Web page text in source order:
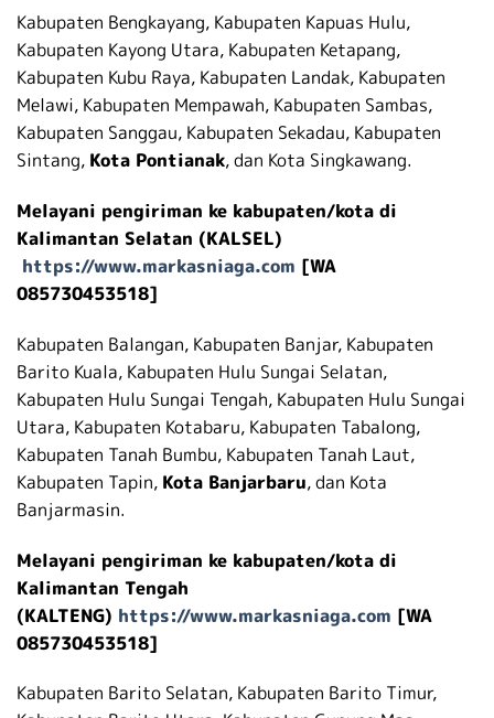
Kabupaten Bengkayang, Kabupaten Kapuas Hulu,
Kabupaten Kayong Utara, Kabupaten Ketapang,
Kabupaten Kubu Raya, Kabupaten Landak, Kabupaten
Melawi, Kabupaten Mempawah, Kabupaten Sambas,
Kabupaten Sanggau, Kabupaten Sekadau, Kabupaten
Sintang, Kota Pontianak, dan Kota Singkawang.
Melayani pengiriman ke kabupaten/kota di
Kalimantan Selatan (KALSEL)
https://www.markasniaga.com [WA
085730453518]
Kabupaten Balangan, Kabupaten Banjar, Kabupaten
Barito Kuala, Kabupaten Hulu Sungai Selatan,
Kabupaten Hulu Sungai Tengah, Kabupaten Hulu Sungai
Utara, Kabupaten Kotabaru, Kabupaten Tabalong,
Kabupaten Tanah Bumbu, Kabupaten Tanah Laut,
Kabupaten Tapin, Kota Banjarbaru, dan Kota
Banjarmasin.
Melayani pengiriman ke kabupaten/kota di
Kalimantan Tengah
(KALTENG) https://www.markasniaga.com [WA
085730453518]
Kabupaten Barito Selatan, Kabupaten Barito Timur,